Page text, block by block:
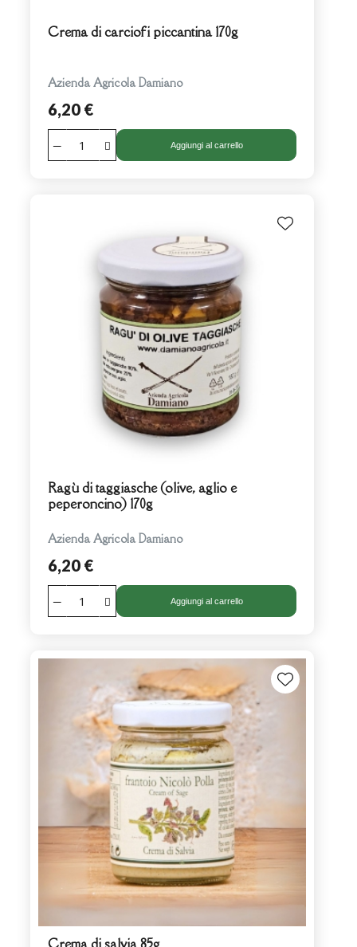
Crema di carciofi piccantina 170g
Azienda Agricola Damiano
6,20 €
Aggiungi al carrello
Ragù di taggiasche (olive, aglio e
peperoncino) 170g
Azienda Agricola Damiano
6,20 €
Aggiungi al carrello